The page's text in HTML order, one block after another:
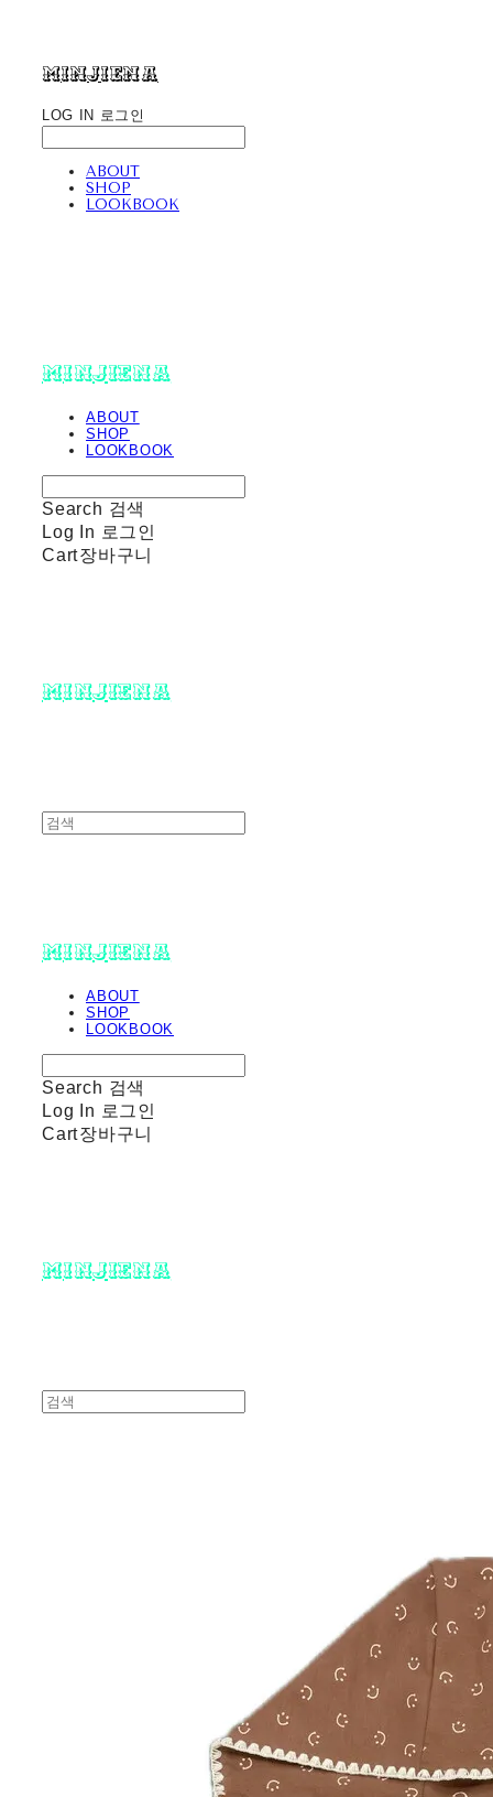
minjiena
LOG IN 로그인
ABOUT
SHOP
LOOKBOOK
minjiena
ABOUT
SHOP
LOOKBOOK
Search 검색
Log In 로그인
Cart장바구니
minjiena
minjiena
ABOUT
SHOP
LOOKBOOK
Search 검색
Log In 로그인
Cart장바구니
minjiena